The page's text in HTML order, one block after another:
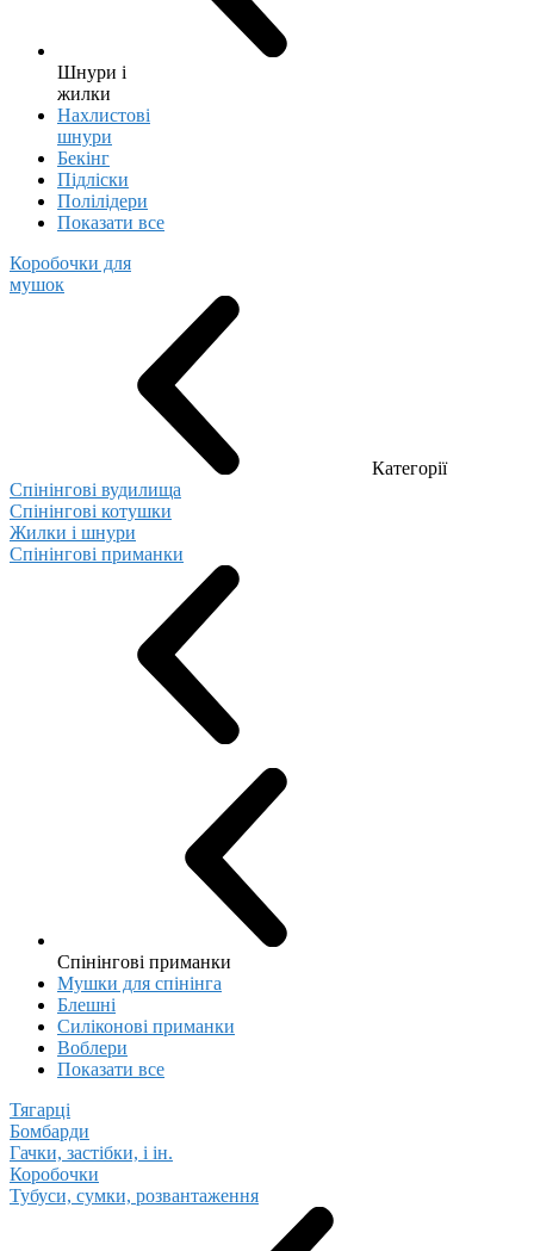
Шнури і
жилки
Нахлистові
шнури
Бекінг
Підліски
Полілідери
Показати все
Коробочки для
мушок
Категорії
Спінінгові вудилища
Спінінгові котушки
Жилки і шнури
Спінінгові приманки
Спінінгові приманки
Мушки для спінінга
Блешні
Cиліконові приманки
Воблери
Показати все
Тягарці
Бомбарди
Гачки, застібки, і ін.
Коробочки
Тубуси, сумки, розвантаження